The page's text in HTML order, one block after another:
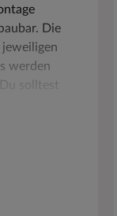
Die
werden
solltest
harmoniert.
dich an
am
einem